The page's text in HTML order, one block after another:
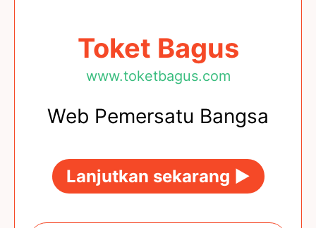
Toket Bagus
www.toketbagus.com
Web Pemersatu Bangsa
Lanjutkan sekarang ►